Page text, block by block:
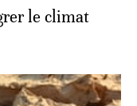
le climat